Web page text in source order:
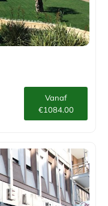
Vanaf
€1084.00